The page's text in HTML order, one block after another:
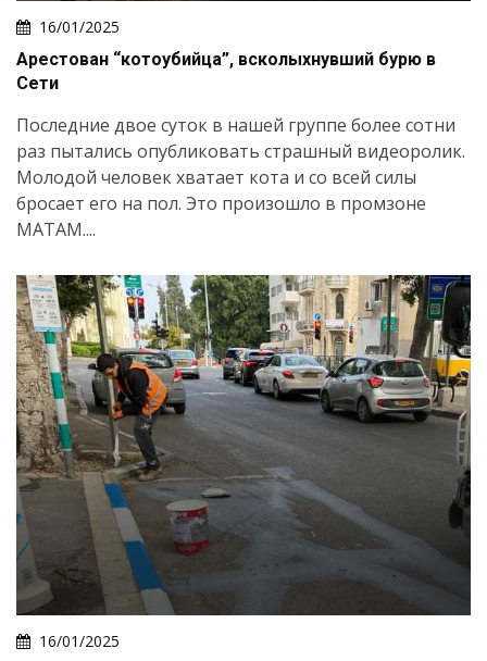
16/01/2025
Арестован “котоубийца”, всколыхнувший бурю в
Сети
Последние двое суток в нашей группе более сотни
раз пытались опубликовать страшный видеоролик.
Молодой человек хватает кота и со всей силы
бросает его на пол. Это произошло в промзоне
МАТАМ....
16/01/2025